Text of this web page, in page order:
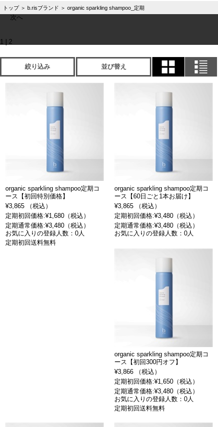
トップ ＞ b.risブランド ＞ organic sparkling shampoo_定期
次へ
1 2
絞り込み 並び替え
organic sparkling shampoo定期コ
ース【初回特別価格】
¥3,865 （税込）
定期初回価格:¥1,680（税込）
定期通常価格:¥3,480（税込）
お気に入りの登録人数：0人
定期初回送料無料
organic sparkling shampoo定期コ
ース【60日ごと1本お届け】
¥3,865 （税込）
定期初回価格:¥3,480（税込）
定期通常価格:¥3,480（税込）
お気に入りの登録人数：0人
organic sparkling shampoo定期コ
ース【初回300円オフ】
¥3,866 （税込）
定期初回価格:¥1,650（税込）
定期通常価格:¥3,480（税込）
お気に入りの登録人数：0人
定期初回送料無料